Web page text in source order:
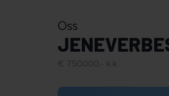
Oss
€ 750.000,- k.k.